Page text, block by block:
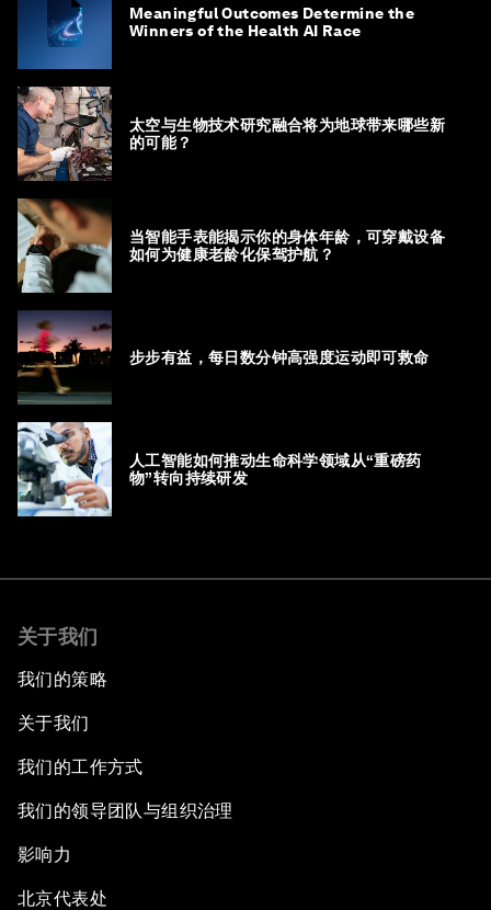
Meaningful Outcomes Determine the
Winners of the Health AI Race
太空与生物技术研究融合将为地球带来哪些新
的可能？
当智能手表能揭示你的身体年龄，可穿戴设备
如何为健康老龄化保驾护航？
步步有益，每日数分钟高强度运动即可救命
人工智能如何推动生命科学领域从“重磅药
物”转向持续研发
关于我们
我们的策略
关于我们
我们的工作方式
我们的领导团队与组织治理
影响力
北京代表处